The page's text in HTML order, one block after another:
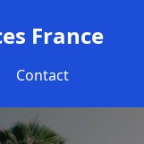
France
Contact